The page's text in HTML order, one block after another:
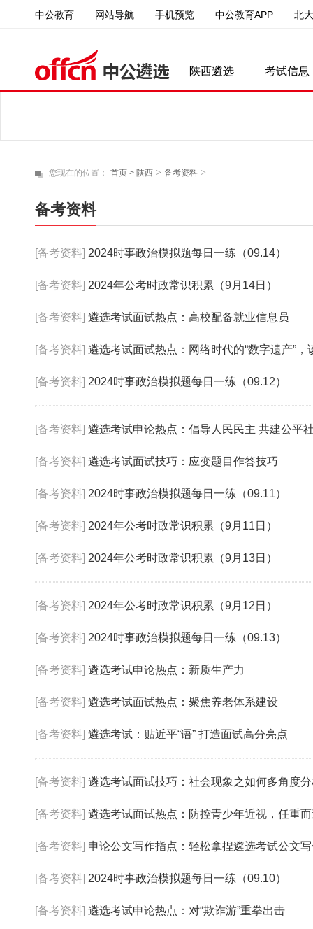
中公教育 网站导航 手机预览 中公教育APP 北
陕西遴选 考试信息
您现在的位置： 首页 > 陕西 > 备考资料 >
备考资料
[备考资料] 2024时事政治模拟题每日一练（09.14）
[备考资料] 2024年公考时政常识积累（9月14日）
[备考资料] 遴选考试面试热点：高校配备就业信息员
[备考资料] 遴选考试面试热点：网络时代的“数字遗产”，
[备考资料] 2024时事政治模拟题每日一练（09.12）
[备考资料] 遴选考试申论热点：倡导人民民主 共建公平
[备考资料] 遴选考试面试技巧：应变题目作答技巧
[备考资料] 2024时事政治模拟题每日一练（09.11）
[备考资料] 2024年公考时政常识积累（9月11日）
[备考资料] 2024年公考时政常识积累（9月13日）
[备考资料] 2024年公考时政常识积累（9月12日）
[备考资料] 2024时事政治模拟题每日一练（09.13）
[备考资料] 遴选考试申论热点：新质生产力
[备考资料] 遴选考试面试热点：聚焦养老体系建设
[备考资料] 遴选考试：贴近平“语” 打造面试高分亮点
[备考资料] 遴选考试面试技巧：社会现象之如何多角度
[备考资料] 遴选考试面试热点：防控青少年近视，任重
[备考资料] 申论公文写作指点：轻松拿捏遴选考试公文
[备考资料] 2024时事政治模拟题每日一练（09.10）
[备考资料] 遴选考试申论热点：对“欺诈游”重拳出击